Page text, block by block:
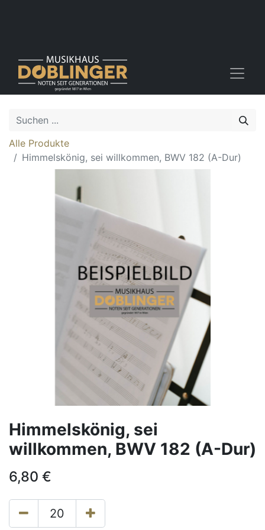
Alle Produkte
Himmelskönig, sei willkommen, BWV 182 (A-Dur)
Himmelskönig, sei
willkommen, BWV 182 (A-Dur)
6,80 €